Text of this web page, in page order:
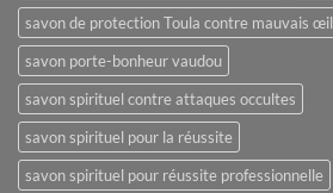
savon de protection Toula contre mauvais œil
savon porte-bonheur vaudou
savon spirituel contre attaques occultes
savon spirituel pour la réussite
savon spirituel pour réussite professionnelle